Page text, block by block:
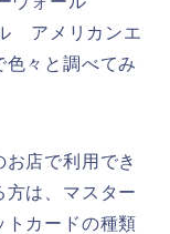
アメリカンエ
々と調べてみ
店で利用でき
方は、マスター
トカードの種類